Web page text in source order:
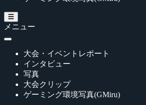
メニュー
大会・イベントレポート
インタビュー
写真
大会クリップ
ゲーミング環境写真(GMiru)